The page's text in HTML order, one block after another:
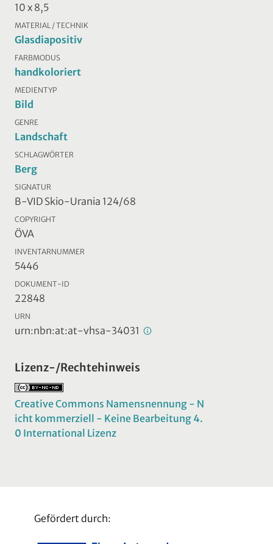
10 x 8,5
MATERIAL / TECHNIK
Glasdiapositiv
FARBMODUS
handkoloriert
MEDIENTYP
Bild
GENRE
Landschaft
SCHLAGWÖRTER
Berg
SIGNATUR
B-VID Skio-Urania 124/68
COPYRIGHT
ÖVA
INVENTARNUMMER
5446
DOKUMENT-ID
22848
URN
urn:nbn:at:at-vhsa-34031
Lizenz-/Rechtehinweis
Creative Commons Namensnennung - N
icht kommerziell - Keine Bearbeitung 4.
0 International Lizenz
Gefördert durch: